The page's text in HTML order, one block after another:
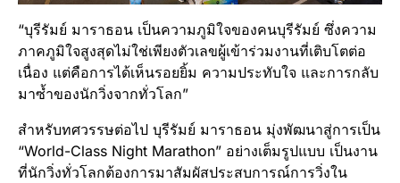
“บุรีรัมย์ มาราธอน เป็นความภูมิใจของคนบุรีรัมย์ ซึ่งความ
ภาคภูมิใจสูงสุดไม่ใช่เพียงตัวเลขผู้เข้าร่วมงานที่เติบโตต่อ
เนื่อง แต่คือการได้เห็นรอยยิ้ม ความประทับใจ และการกลับ
มาซ้ำของนักวิ่งจากทั่วโลก”
สำหรับทศวรรษต่อไป บุรีรัมย์ มาราธอน มุ่งพัฒนาสู่การเป็น
“World-Class Night Marathon” อย่างเต็มรูปแบบ เป็นงาน
ที่นักวิ่งทั่วโลกต้องการมาสัมผัสประสบการณ์การวิ่งใน